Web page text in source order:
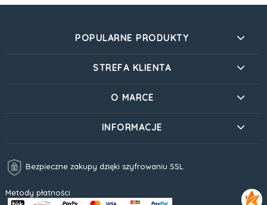
POPULARNE PRODUKTY
STREFA KLIENTA
O MARCE
INFORMACJE
Bezpieczne zakupy dzięki szyfrowaniu SSL
Metody płatności